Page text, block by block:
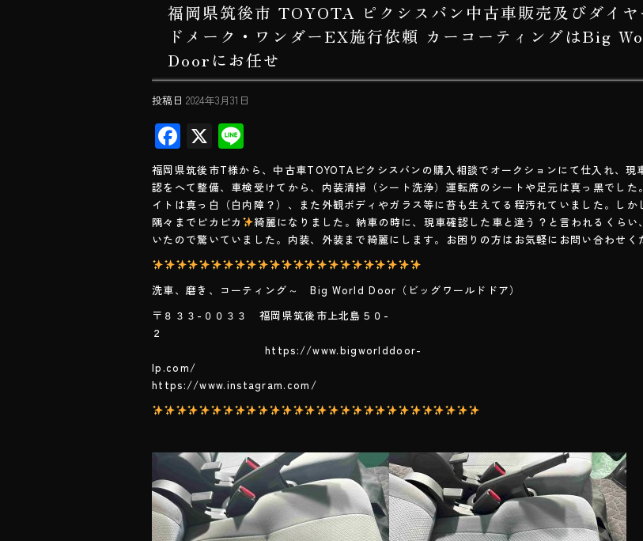
福岡県筑後市 TOYOTA ピクシスバン中古車販売及びダイヤ
ドメーク・ワンダーEX施行依頼 カーコーティングはBig
Doorにお任せ
投稿日 2024年3月31日
F
ac
e
b
o
ok
X
ne
福岡県筑後市T様から、中古車TOYOTAピクシスバンの購入相談でオークションにて仕入れ、現
認をへて整備、車検受けてから、内装清掃（シート洗浄）運転席のシートや足元は真っ黒でした
イトは真っ白（白内障？）、また外観ボディやガラス等に苔も生えてる程汚れていました。しか
隅々までピカピカ
綺麗になりました。納車の時に、現車確認した車と違う？と言われるくらい
いたので驚いていました。内装、外装まで綺麗にします。お困りの方はお気軽にお問い合わせく
洗車、磨き、コーティング～ Big World Door（ビッグワールドドア）
〒８３３-００３３ 福岡県筑後市上北島５０-
https://www.bigworlddoor-
lp.com/
https://www.instagram.com/